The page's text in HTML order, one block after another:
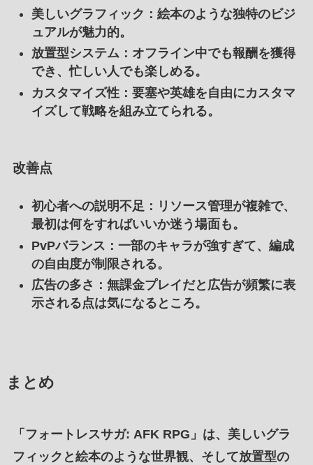
美しいグラフィック ：絵本のような独特のビジ
ュアルが魅力的。
放置型システム：オフライン中でも報酬を獲得
でき、忙しい人でも楽しめる。
カスタマイズ性：要塞や英雄を自由にカスタマ
イズして戦略を組み立てられる。
改善点
初心者への説明不足：リソース管理が複雑で、
最初は何をすればいいか迷う場面も。
PvPバランス ：一部のキャラが強すぎて、編成
の自由度が制限される。
広告の多さ ：無課金プレイだと広告が頻繁に表
示される点は気になるところ。
まとめ
「 フォートレスサガ: AFK RPG 」は、 美しいグラ
フィック と絵本のような世界観、そして放置型の